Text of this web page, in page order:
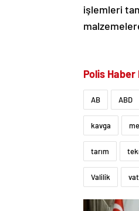
işlemleri
Polis
AB ABD
kavga
tarım
Valilik